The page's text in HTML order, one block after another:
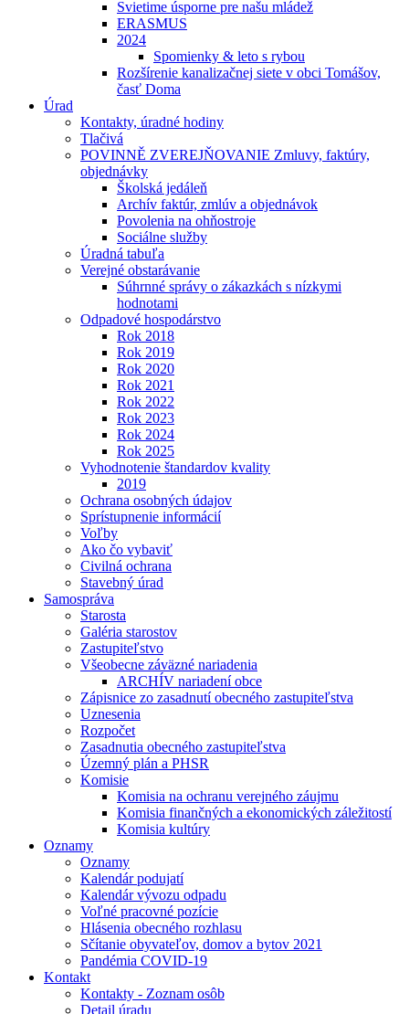
Svietime úsporne pre našu mládež
ERASMUS
2024
Spomienky & leto s rybou
Rozšírenie kanalizačnej siete v obci Tomášov,
časť Doma
Úrad
Kontakty, úradné hodiny
Tlačivá
POVINNĚ ZVEREJŇOVANIE Zmluvy, faktúry,
objednávky
Školská jedáleň
Archív faktúr, zmlúv a objednávok
Povolenia na ohňostroje
Sociálne služby
Úradná tabuľa
Verejné obstarávanie
Súhrnné správy o zákazkách s nízkymi
hodnotami
Odpadové hospodárstvo
Rok 2018
Rok 2019
Rok 2020
Rok 2021
Rok 2022
Rok 2023
Rok 2024
Rok 2025
Vyhodnotenie štandardov kvality
2019
Ochrana osobných údajov
Sprístupnenie informácií
Voľby
Ako čo vybaviť
Civilná ochrana
Stavebný úrad
Samospráva
Starosta
Galéria starostov
Zastupiteľstvo
Všeobecne záväzné nariadenia
ARCHÍV nariadení obce
Zápisnice zo zasadnutí obecného zastupiteľstva
Uznesenia
Rozpočet
Zasadnutia obecného zastupiteľstva
Územný plán a PHSR
Komisie
Komisia na ochranu verejného záujmu
Komisia finančných a ekonomických záležitostí
Komisia kultúry
Oznamy
Oznamy
Kalendár podujatí
Kalendár vývozu odpadu
Voľné pracovné pozície
Hlásenia obecného rozhlasu
Sčítanie obyvateľov, domov a bytov 2021
Pandémia COVID-19
Kontakt
Kontakty - Zoznam osôb
Detail úradu